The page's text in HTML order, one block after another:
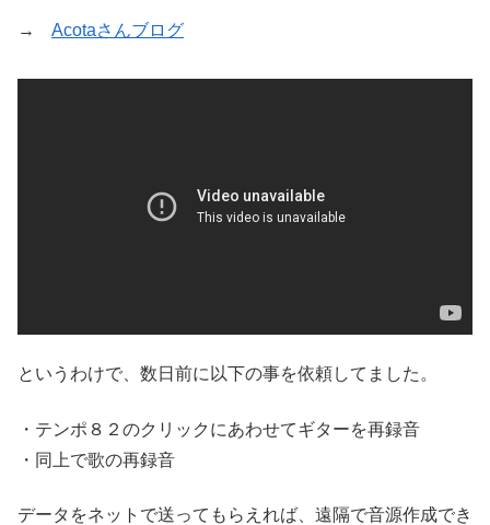
→ Acotaさんブログ
というわけで、数日前に以下の事を依頼してました。
・テンポ８２のクリックにあわせてギターを再録音
・同上で歌の再録音
データをネットで送ってもらえれば、遠隔で音源作成でき